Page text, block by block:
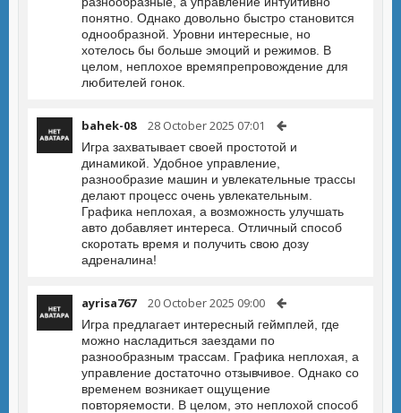
понятно. Однако довольно быстро становится
однообразной. Уровни интересные, но
хотелось бы больше эмоций и режимов. В
целом, неплохое времяпрепровождение для
любителей гонок.
bahek-08 28 October 2025 07:01
Игра захватывает своей простотой и
динамикой. Удобное управление,
разнообразие машин и увлекательные трассы
делают процесс очень увлекательным.
Графика неплохая, а возможность улучшать
авто добавляет интереса. Отличный способ
скоротать время и получить свою дозу
адреналина!
ayrisa767 20 October 2025 09:00
Игра предлагает интересный геймплей, где
можно насладиться заездами по
разнообразным трассам. Графика неплохая, а
управление достаточно отзывчивое. Однако со
временем возникает ощущение
повторяемости. В целом, это неплохой способ